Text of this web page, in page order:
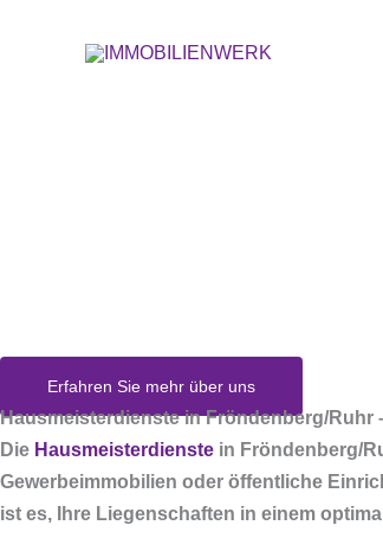
Erfahren Sie mehr über uns
Hausmeisterdienste in Fröndenberg/Ruhr
Die Hausmeisterdienste in Fröndenberg/
Gewerbeimmobilien oder öffentliche
ist es, Ihre Liegenschaften in einem